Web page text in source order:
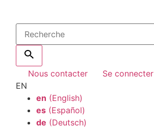
Nous contacter
Se connecter
EN
en (English)
es (Español)
de (Deutsch)